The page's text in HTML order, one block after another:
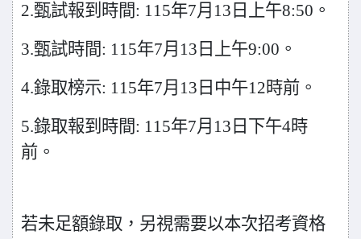
2.甄試報到時間: 115年7月13日上午8:50。
3.甄試時間: 115年7月13日上午9:00。
4.錄取榜示: 115年7月13日中午12時前。
5.錄取報到時間: 115年7月13日下午4時
前。
若未足額錄取，另視需要以本次招考資格